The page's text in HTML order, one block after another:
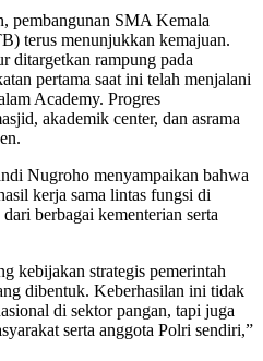
pembangunan SMA Kemala
terus menunjukkan kemajuan.
ditargetkan rampung pada
pertama saat ini telah menjalani
Academy. Progres
akademik center, dan asrama
Nugroho menyampaikan bahwa
kerja sama lintas fungsi di
berbagai kementerian serta
kebijakan strategis pemerintah
dibentuk. Keberhasilan ini tidak
di sektor pangan, tapi juga
serta anggota Polri sendiri,”